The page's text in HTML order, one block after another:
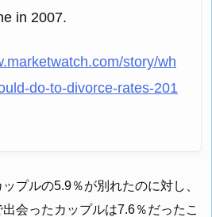
in 2007.
story/wh
do-to-divorce-rates-201
プルの5.9％が別れたのに対し、
会ったカップルは7.6％だったこ